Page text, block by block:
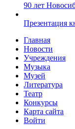
90 лет
Презентация
Главная
Новости
Учреждения
Музыка
Музей
Литература
Театр
Конкурсы
Карта сайта
Войти